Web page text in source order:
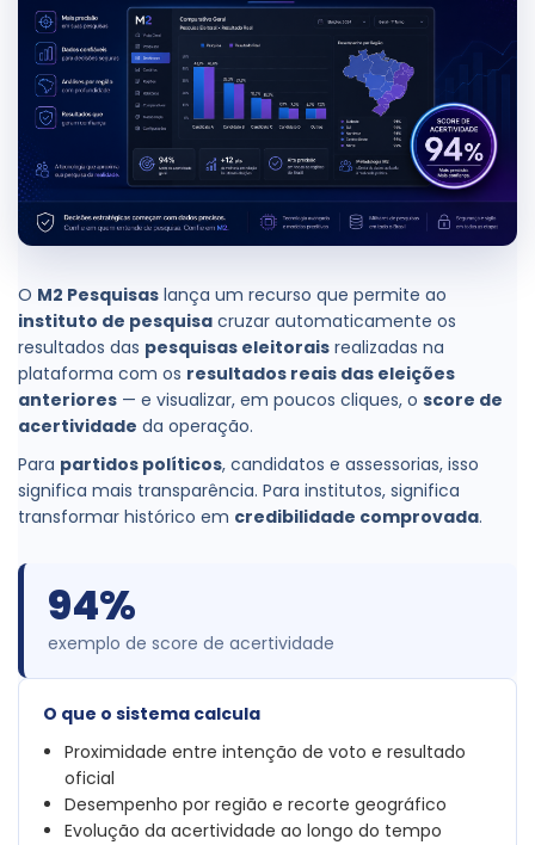
O M2 Pesquisas lança um recurso que permite ao
instituto de pesquisa cruzar automaticamente os
resultados das pesquisas eleitorais realizadas na
plataforma com os resultados reais das eleições
anteriores — e visualizar, em poucos cliques, o score de
acertividade da operação.
Para partidos políticos, candidatos e assessorias, isso
significa mais transparência. Para institutos, significa
transformar histórico em credibilidade comprovada.
94%
exemplo de score de acertividade
O que o sistema calcula
Proximidade entre intenção de voto e resultado
oficial
Desempenho por região e recorte geográfico
Evolução da acertividade ao longo do tempo